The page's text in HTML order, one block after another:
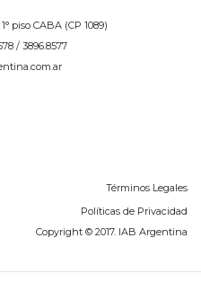
piso CABA (CP 1089)
/ 3896.8577
Términos Legales
Políticas de Privacidad
Copyright © 2017. IAB Argentina